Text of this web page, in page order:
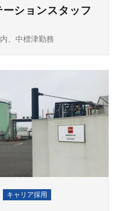
ションスタッフ
、中標津勤務
キャリア採用